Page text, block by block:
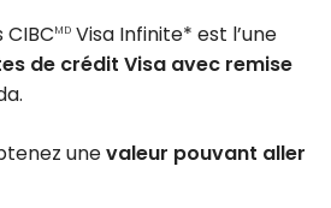
MD Visa Infinite* est l’une
de crédit Visa avec remise
unevaleur pouvant aller